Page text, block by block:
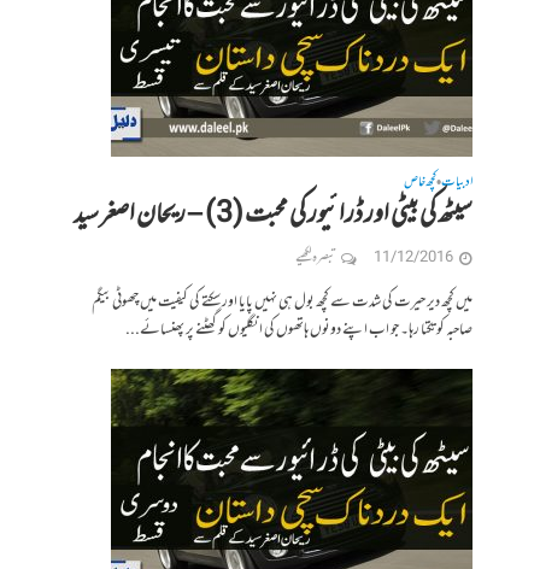
ادبیات•کچھ خاص
سیٹھ کی بیٹی اور ڈرائیور کی محبت (3) – ریحان اصغر سید
11/12/2016 تبصرہ لکھیے
میں کچھ دیر حیرت کی شدت سے کچھ بول ہی نہیں پایا اور سکتے کی کیفیت میں چھوٹی بیگم
صاحبہ کو تکتا رہا۔ جو اب اپنے دونوں ہاتھوں کی انگلیوں کو گھٹنے پر پھنسائے...